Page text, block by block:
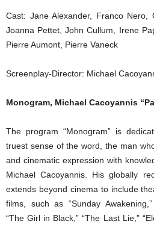
Cast: Jane Alexander, Franco Nero,
Joanna Pettet, John Cullum, Irene
Pierre Aumont, Pierre Vaneck
Screenplay-Director: Michael
Monogram, Michael Cacoyannis
The program “Monogram” is
truest sense of the word, the man
and cinematic expression with
Michael Cacoyannis. His globally
extends beyond cinema to include
films, such as “Sunday
“The Girl in Black,” “The Last Lie,”